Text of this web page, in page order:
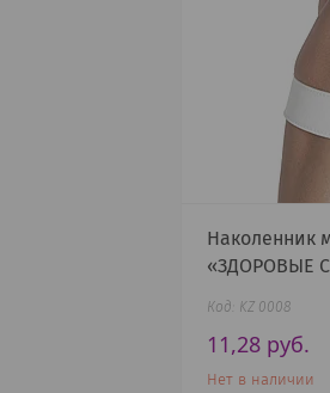
Наколенник
«ЗДОРОВЫЕ
KZ 0008
11,28 руб.
Нет в наличии